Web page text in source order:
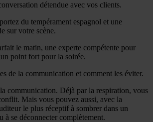
détendue avec vos clients.
du tempérament espagnol et une
sur votre scène.
le matin, une experte compétente pour
point fort pour la soirée.
de la communication et comment les éviter.
la communication. Déjà par la respiration, vous
Mais vous pouvez aussi, avec la
le plus réceptif à sombrer dans un
à se déconnecter complètement.